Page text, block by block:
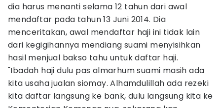
dia harus menanti selama 12 tahun dari awal
mendaftar pada tahun 13 Juni 2014. Dia
menceritakan, awal mendaftar haji ini tidak lain
dari kegigihannya mendiang suami menyisihkan
hasil menjual bakso tahu untuk daftar haji.
"Ibadah haji dulu pas almarhum suami masih ada
kita usaha jualan siomay. Alhamdulillah ada rezeki
kita daftar langsung ke bank, dulu langsung kita ke